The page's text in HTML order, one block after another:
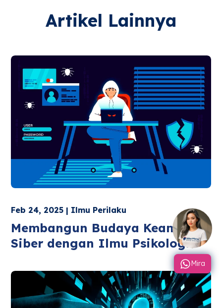
Artikel Lainnya
Feb 24, 2025 | Ilmu Perilaku
Membangun Budaya Keamanan
Siber dengan Ilmu Psikologi
Mira